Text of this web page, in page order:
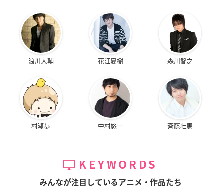
浪川大輔 花江夏樹 森川智之
村瀬歩 中村悠一 斉藤壮馬
KEYWORDS
みんなが注目しているアニメ・作品たち